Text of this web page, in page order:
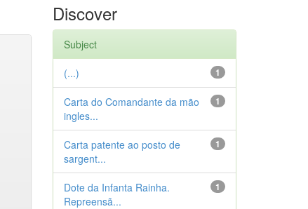
Discover
Subject
1
(...)
1
Carta do Comandante da mão
ingles...
1
Carta patente ao posto de
sargent...
1
Dote da Infanta Rainha.
Repreensã...